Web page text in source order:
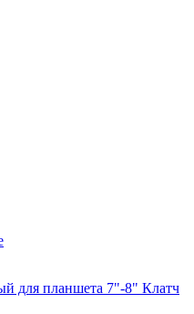
для планшета 7"-8" Клатч